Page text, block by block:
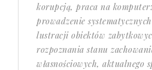
korupcją, praca na
prowadzenie
lustracji obiektów
rozpoznania stanu
własnościowych, aktualnego